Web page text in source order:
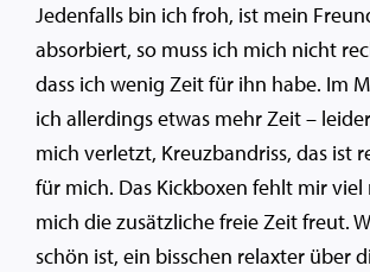
Jedenfalls bin ich froh, ist mein
absorbiert, so muss ich mich nicht
dass ich wenig Zeit für ihn habe. Im
ich allerdings etwas mehr Zeit –
mich verletzt, Kreuzbandriss, das ist
für mich. Das Kickboxen fehlt mir viel
mich die zusätzliche freie Zeit freut.
schön ist, ein bisschen relaxter über